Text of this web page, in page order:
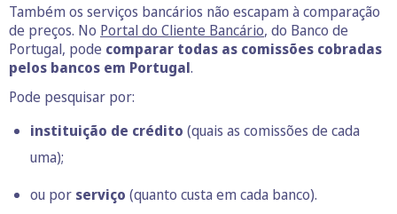
Também os serviços bancários não escapam à comparação
de preços. No Portal do Cliente Bancário, do Banco de
Portugal, pode comparar todas as comissões cobradas
pelos bancos em Portugal.
Pode pesquisar por:
instituição de crédito (quais as comissões de cada
uma);
ou por serviço (quanto custa em cada banco).